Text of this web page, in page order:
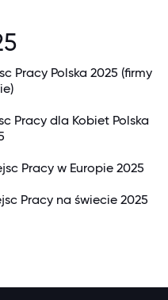
Pracy Polska 2025 (firmy
Pracy dla Kobiet Polska
Pracy w Europie 2025
Pracy na świecie 2025